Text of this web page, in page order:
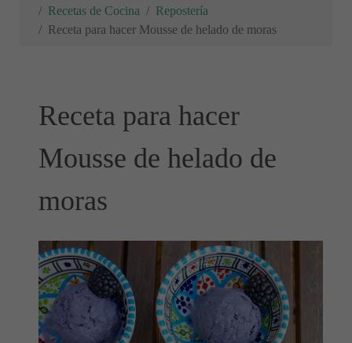
Recetas de Cocina
Repostería
Receta para hacer Mousse de helado de moras
Receta para hacer
Mousse de helado de
moras